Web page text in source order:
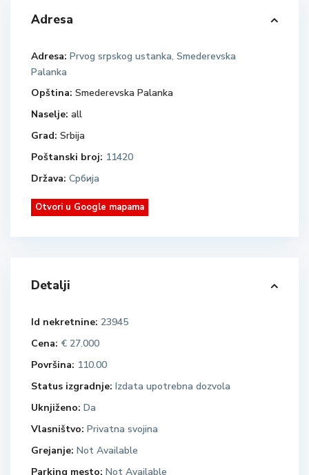
Adresa
Adresa: Prvog srpskog ustanka, Smederevska
Palanka
Opština: Smederevska Palanka
Naselje: all
Grad: Srbija
Poštanski broj: 11420
Država: Србија
Otvori u Google mapama
Detalji
Id nekretnine: 23945
Cena: € 27.000
Površina: 110.00
Status izgradnje: Izdata upotrebna dozvola
Uknjiženo: Da
Vlasništvo: Privatna svojina
Grejanje: Not Available
Parking mesto: Not Available